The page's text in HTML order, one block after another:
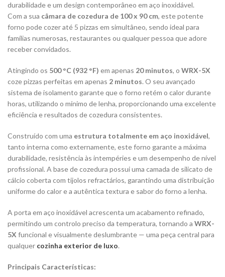
durabilidade e um design contemporâneo em aço inoxidável.
Com a sua câmara de cozedura de 100 x 90 cm, este potente
forno pode cozer até 5 pizzas em simultâneo, sendo ideal para
famílias numerosas, restaurantes ou qualquer pessoa que adore
receber convidados.
Atingindo os 500 °C (932 °F) em apenas 20 minutos, o WRX-5X
coze pizzas perfeitas em apenas 2 minutos. O seu avançado
sistema de isolamento garante que o forno retém o calor durante
horas, utilizando o mínimo de lenha, proporcionando uma excelente
eficiência e resultados de cozedura consistentes.
Construído com uma estrutura totalmente em aço inoxidável,
tanto interna como externamente, este forno garante a máxima
durabilidade, resistência às intempéries e um desempenho de nível
profissional. A base de cozedura possui uma camada de silicato de
cálcio coberta com tijolos refractários, garantindo uma distribuição
uniforme do calor e a autêntica textura e sabor do forno a lenha.
A porta em aço inoxidável acrescenta um acabamento refinado,
permitindo um controlo preciso da temperatura, tornando a WRX-
5X funcional e visualmente deslumbrante — uma peça central para
qualquer cozinha exterior de luxo.
Principais Características: